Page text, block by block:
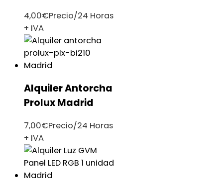
4,00€Precio/24 Horas
+ IVA
Alquiler Antorcha
Prolux Madrid
7,00€Precio/24 Horas
+ IVA